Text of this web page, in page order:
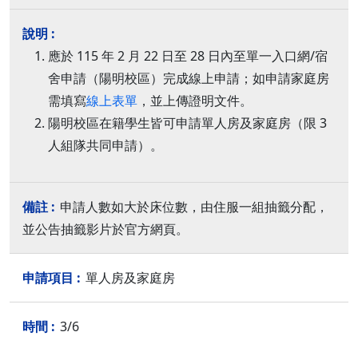
應於 115 年 2 月 22 日至 28 日內至單一入口網/宿
舍申請（陽明校區）完成線上申請；如申請家庭房
需填寫線上表單 ，並上傳證明文件。
陽明校區在籍學生皆可申請單人房及家庭房（限 3
人組隊共同申請）。
申請人數如大於床位數，由住服一組抽籤分配，
並公告抽籤影片於官方網頁。
單人房及家庭房
3/6